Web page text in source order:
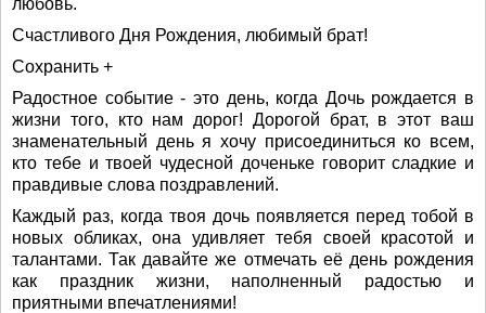
любовь.
Счастливого Дня Рождения, любимый брат!
Сохранить +
Радостное событие - это день, когда Дочь рождается в
жизни того, кто нам дорог! Дорогой брат, в этот ваш
знаменательный день я хочу присоединиться ко всем,
кто тебе и твоей чудесной доченьке говорит сладкие и
правдивые слова поздравлений.
Каждый раз, когда твоя дочь появляется перед тобой в
новых обликах, она удивляет тебя своей красотой и
талантами. Так давайте же отмечать её день рождения
как праздник жизни, наполненный радостью и
приятными впечатлениями!